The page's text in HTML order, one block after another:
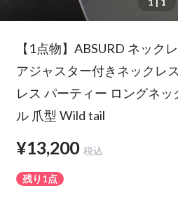
【1点物】ABSURD ネック
アジャスター付きネックレ
レス パーティー ロングネッ
ル 爪型 Wild tail
¥13,200 税込
残り1点